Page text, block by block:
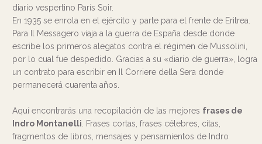
diario vespertino París Soir.
En 1935 se enrola en el ejército y parte para el frente de Eritrea.
Para Il Messagero viaja a la guerra de España desde donde
escribe los primeros alegatos contra el régimen de Mussolini,
por lo cual fue despedido. Gracias a su «diario de guerra», logra
un contrato para escribir en Il Corriere della Sera donde
permanecerá cuarenta años.
Aquí encontrarás una recopilación de las mejores frases de
Indro Montanelli . Frases cortas, frases célebres, citas,
fragmentos de libros, mensajes y pensamientos de Indro